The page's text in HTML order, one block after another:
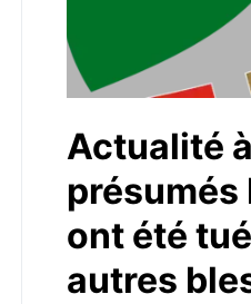
Actualité
présumés
ont été
autres